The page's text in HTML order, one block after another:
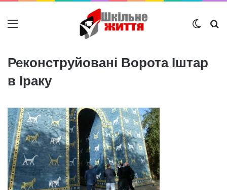
Меню
Реконструйовані Ворота Іштар
в Іраку